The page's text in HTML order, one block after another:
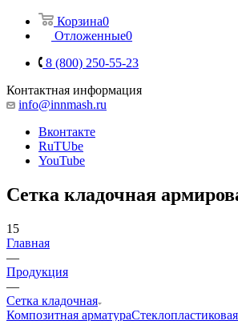
Корзина0
Отложенные0
8 (800) 250-55-23
Контактная информация
info@innmash.ru
Вконтакте
RuTUbe
YouTube
Сетка кладочная
15
Главная
—
Продукция
—
Сетка кладочная
Композитная арматура